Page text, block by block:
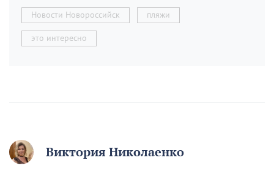
Новости Новороссийск пляжи
это интересно
Виктория Николаенко